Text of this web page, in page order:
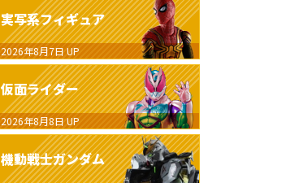
実写系フィギュア
2026年8月7日 UP
仮面ライダー
2026年8月8日 UP
機動戦士ガンダム